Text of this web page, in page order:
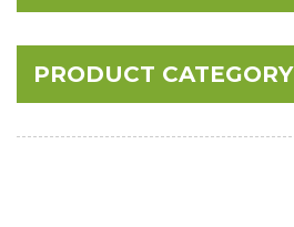
PRODUCT CATEGORY